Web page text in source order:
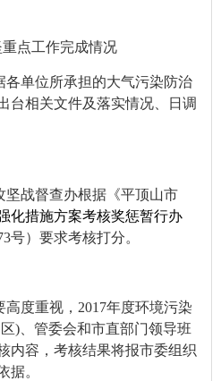
点工作完成情况
各单位所承担的大气污染防治
台相关文件及落实情况、日调
坚战督查办根据《平顶山市
化措施方案考核奖惩暂行办
号）要求考核打分。
高度重视，2017年度环境污染
)、管委会和市直部门领导班
内容，考核结果将报市委组织
据。